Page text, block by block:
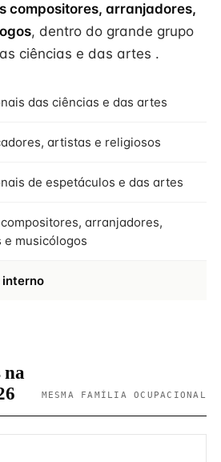
compositores, arranjadores,
, dentro do grande grupo
ciências e das artes .
das ciências e das artes
artistas e religiosos
de espetáculos e das artes
arranjadores,
e musicólogos
interno
na
MESMA FAMÍLIA OCUPACIONAL